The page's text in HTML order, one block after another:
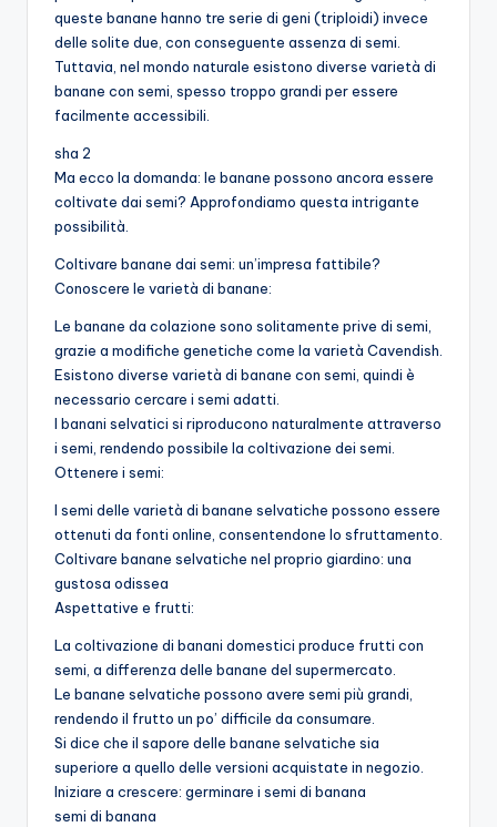
queste banane hanno tre serie di geni (triploidi) invece
delle solite due, con conseguente assenza di semi.
Tuttavia, nel mondo naturale esistono diverse varietà di
banane con semi, spesso troppo grandi per essere
facilmente accessibili.
sha 2
Ma ecco la domanda: le banane possono ancora essere
coltivate dai semi? Approfondiamo questa intrigante
possibilità.
Coltivare banane dai semi: un’impresa fattibile?
Conoscere le varietà di banane:
Le banane da colazione sono solitamente prive di semi,
grazie a modifiche genetiche come la varietà Cavendish.
Esistono diverse varietà di banane con semi, quindi è
necessario cercare i semi adatti.
I banani selvatici si riproducono naturalmente attraverso
i semi, rendendo possibile la coltivazione dei semi.
Ottenere i semi:
I semi delle varietà di banane selvatiche possono essere
ottenuti da fonti online, consentendone lo sfruttamento.
Coltivare banane selvatiche nel proprio giardino: una
gustosa odissea
Aspettative e frutti:
La coltivazione di banani domestici produce frutti con
semi, a differenza delle banane del supermercato.
Le banane selvatiche possono avere semi più grandi,
rendendo il frutto un po’ difficile da consumare.
Si dice che il sapore delle banane selvatiche sia
superiore a quello delle versioni acquistate in negozio.
Iniziare a crescere: germinare i semi di banana
semi di banana